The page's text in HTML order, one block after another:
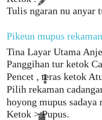
Tulis ngaran nu anyar
Pikeun mupus
Tina Layar Utama
Panggihan tur ketok
Pencet , teras ketok
Pilih rekaman
hoyong mupus sadaya
Ketok > Pupus.